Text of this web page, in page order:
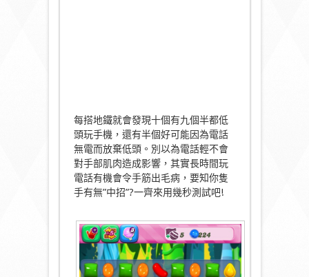
每搭地鐵就會發現十個有九個半都低
頭玩手機，還有半個好可能因為電話
無電而放棄低頭。別以為電話輕不會
對手部肌肉造成影響，其實長時間玩
電話有機會令手筋出毛病，要知你隻
手有無”中招”?一齊來用幾秒測試吧!